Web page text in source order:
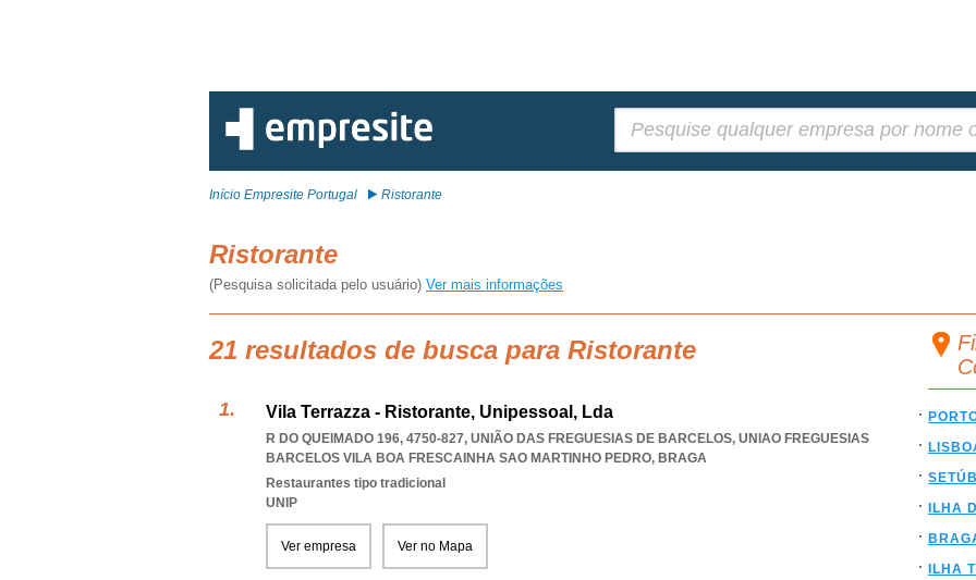
Início Empresite Portugal Ristorante
Ristorante
(Pesquisa solicitada pelo usuário) Ver mais informações
21 resultados de busca para Ristorante
Vila Terrazza - Ristorante, Unipessoal, Lda
R DO QUEIMADO 196, 4750-827, UNIÃO DAS FREGUESIAS DE BARCELOS, UNIAO FREGUESIAS
BARCELOS VILA BOA FRESCAINHA SAO MARTINHO PEDRO, BRAGA
Restaurantes tipo tradicional
UNIP
Ver empresa Ver no Mapa
ILHA
ILHA